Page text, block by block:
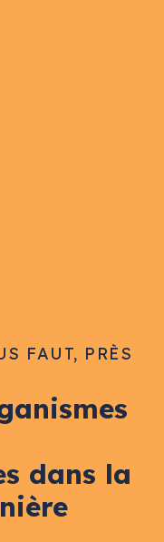
FAUT, PRÈS
dans la